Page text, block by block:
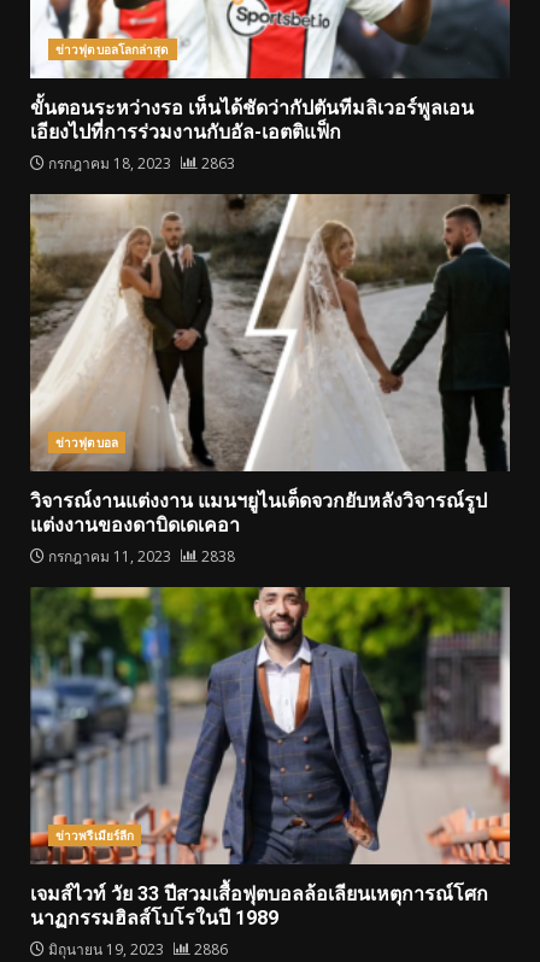
ข่าวฟุตบอลโลกล่าสุด
ขั้นตอนระหว่างรอ เห็นได้ชัดว่ากัปตันทีมลิเวอร์พูลเอน
เอียงไปที่การร่วมงานกับอัล-เอตติแฟ็ก
กรกฎาคม 18, 2023 2863
ข่าวฟุตบอล
วิจารณ์งานแต่งงาน แมนฯยูไนเต็ดจวกยับหลังวิจารณ์รูป
แต่งงานของดาบิดเดเคอา
กรกฎาคม 11, 2023 2838
ข่าวพรีเมียร์ลีก
เจมส์ไวท์ วัย 33 ปีสวมเสื้อฟุตบอลล้อเลียนเหตุการณ์โศก
นาฏกรรมฮิลส์โบโรในปี 1989
มิถุนายน 19, 2023 2886